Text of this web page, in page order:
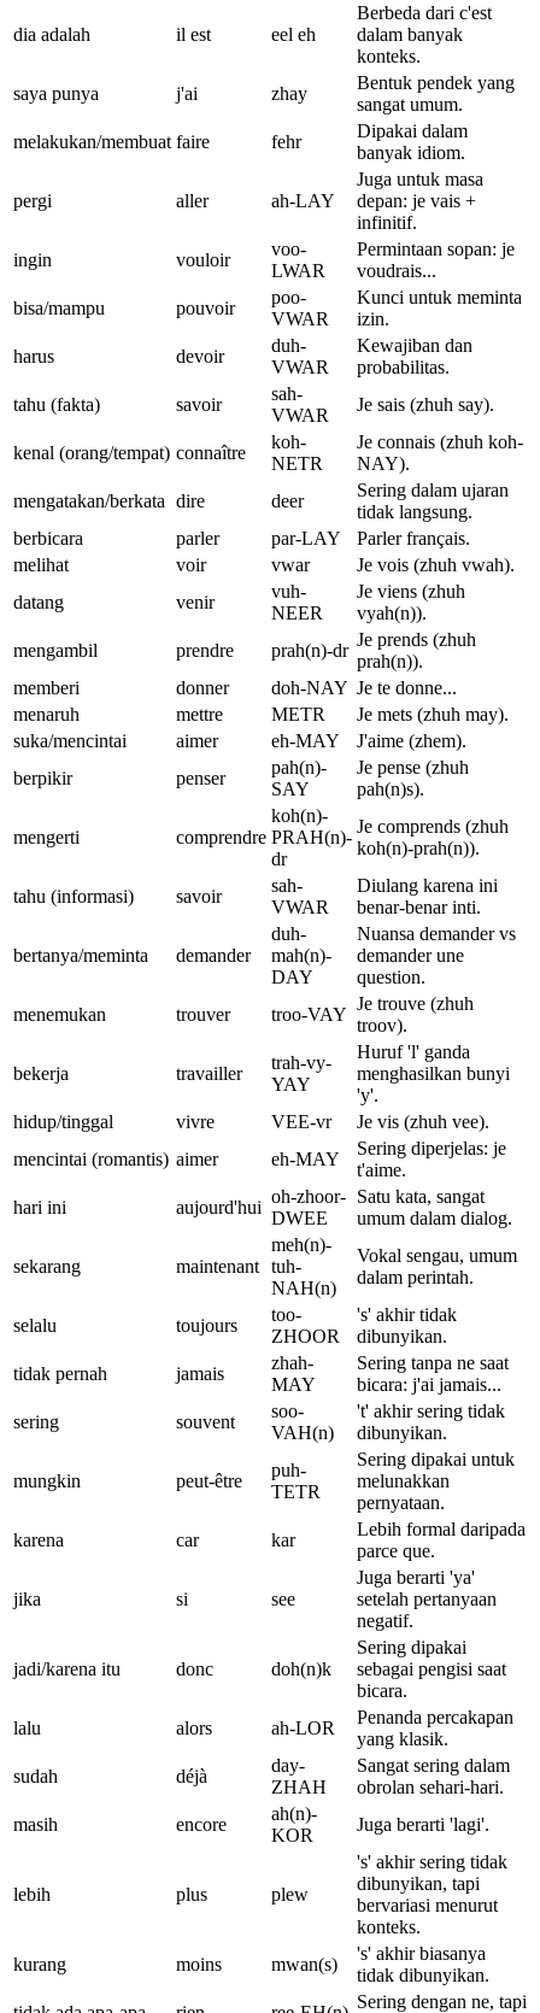
dia adalah il est eel eh
Berbeda dari c'est
dalam banyak
konteks.
saya punya
j'ai zhay
Bentuk pendek yang
sangat umum.
melakukan/membuat faire fehr
Dipakai dalam
banyak idiom.
pergi aller ah-LAY
Juga untuk masa
depan: je vais +
infinitif.
ingin
vouloir
voo-
LWAR
Permintaan sopan: je
voudrais...
bisa/mampu
pouvoir
poo-
VWAR
Kunci untuk meminta
izin.
harus
devoir
duh-
VWAR
Kewajiban dan
probabilitas.
tahu (fakta)
savoir
sah-
VWAR
Je sais (zhuh say).
kenal (orang/tempat) connaître
koh-
NETR
Je connais (zhuh koh-
NAY).
mengatakan/berkata dire deer
Sering dalam ujaran
tidak langsung.
berbicara
parler par-LAY
Parler français.
melihat
voir vwar
Je vois (zhuh vwah).
datang
venir
vuh-
NEER
Je viens (zhuh
vyah(n)).
mengambil
prendre prah(n)-dr
Je prends (zhuh
prah(n)).
memberi
donner doh-NAY Je te donne...
menaruh
mettre METR
Je mets (zhuh may).
suka/mencintai
aimer eh-MAY
J'aime (zhem).
berpikir
penser
pah(n)-
SAY
Je pense (zhuh
pah(n)s).
mengerti comprendre
koh(n)-
PRAH(n)-
dr
Je comprends (zhuh
koh(n)-prah(n)).
tahu (informasi) savoir
sah-
VWAR
Diulang karena ini
benar-benar inti.
bertanya/meminta demander
duh-
mah(n)-
DAY
Nuansa demander vs
demander une
question.
menemukan
trouver troo-VAY
Je trouve (zhuh
troov).
bekerja travailler
trah-vy-
YAY
Huruf 'l' ganda
menghasilkan bunyi
'y'.
hidup/tinggal
vivre VEE-vr
Je vis (zhuh vee).
mencintai (romantis) aimer eh-MAY
Sering diperjelas: je
t'aime.
hari ini
aujourd'hui
oh-zhoor-
DWEE
Satu kata, sangat
umum dalam dialog.
sekarang maintenant
meh(n)-
tuh-
NAH(n)
Vokal sengau, umum
dalam perintah.
selalu toujours
too-
ZHOOR
's' akhir tidak
dibunyikan.
tidak pernah
jamais
zhah-
MAY
Sering tanpa ne saat
bicara: j'ai jamais...
sering
souvent
soo-
VAH(n)
't' akhir sering tidak
dibunyikan.
mungkin peut-être
puh-
TETR
Sering dipakai untuk
melunakkan
pernyataan.
karena
car kar
Lebih formal daripada
parce que.
jika si see
Juga berarti 'ya'
setelah pertanyaan
negatif.
jadi/karena itu donc doh(n)k
Sering dipakai
sebagai pengisi saat
bicara.
lalu
alors ah-LOR
Penanda percakapan
yang klasik.
sudah
déjà
day-
ZHAH
Sangat sering dalam
obrolan sehari-hari.
masih
encore
ah(n)-
KOR
Juga berarti 'lagi'.
lebih plus plew
's' akhir sering tidak
dibunyikan, tapi
bervariasi menurut
konteks.
kurang
moins mwan(s)
's' akhir biasanya
tidak dibunyikan.
Sering dengan ne, tapi